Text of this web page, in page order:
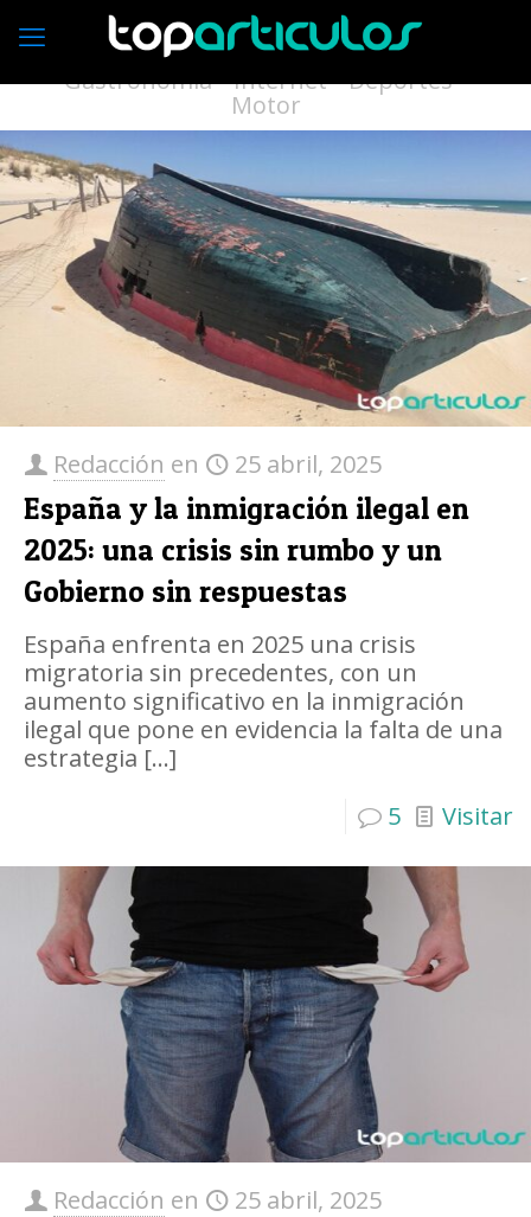
Economía Empresas Vivienda
Moda Turismo Medio ambiente
Gastronomía Internet Deportes
Motor
Redacción en 25 abril, 2025
España y la inmigración ilegal en
2025: una crisis sin rumbo y un
Gobierno sin respuestas
España enfrenta en 2025 una crisis
migratoria sin precedentes, con un
aumento significativo en la inmigración
ilegal que pone en evidencia la falta de una
estrategia […]
5
Visitar
Redacción en 25 abril, 2025